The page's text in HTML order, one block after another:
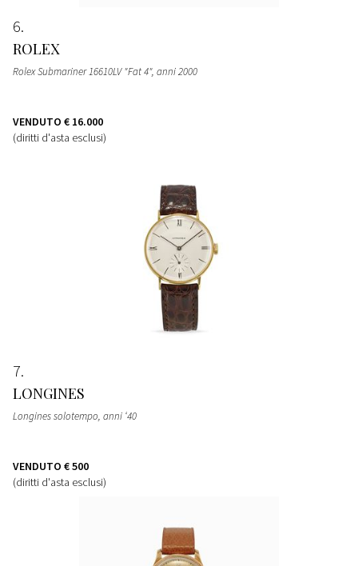
6
ROLEX
Rolex Submariner 16610LV "Fat 4", anni 2000
VENDUTO € 16.000
(diritti d'asta esclusi)
7
LONGINES
Longines solotempo, anni ‘40
VENDUTO € 500
(diritti d'asta esclusi)